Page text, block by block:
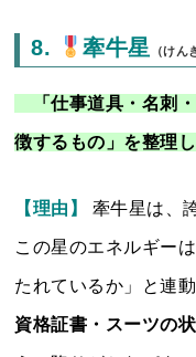
8. 牽牛星 （けん
「仕事道具・名刺
徴するもの」を整理
【理由】 牽牛星は、
この星のエネルギー
たれているか」と連動
資格証書・スーツの